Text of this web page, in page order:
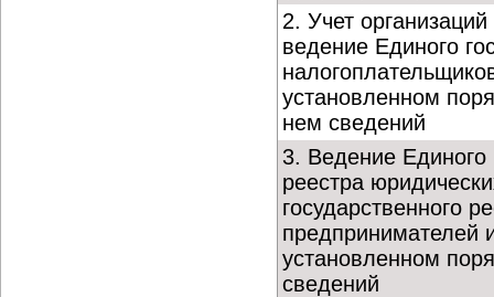
2. Учет
ведение Единого
установленном
нем сведений
3. Ведение Единого
реестра
государственного
предпринимателей
установленном
сведений